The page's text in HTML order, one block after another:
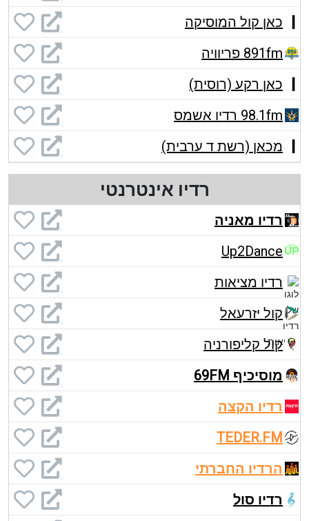
כאן קול המוסיקה
891fm פריוויה
כאן רקע (רוסית)
98.1fm רדיו אשמס
מכאן (רשת ד ערבית)
רדיו אינטרנטי
רדיו מאניה
Up2Dance
רדיו מציאות
קול יזרעאל
קול קליפורניה
מוסיכיף 69FM
רדיו הקצה
TEDER.FM
הרדיו החברתי
רדיו סול